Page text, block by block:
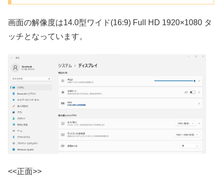
画面の解像度は14.0型ワイド(16:9) Full HD 1920×1080 タ
ッチとなっています。
<<正面>>